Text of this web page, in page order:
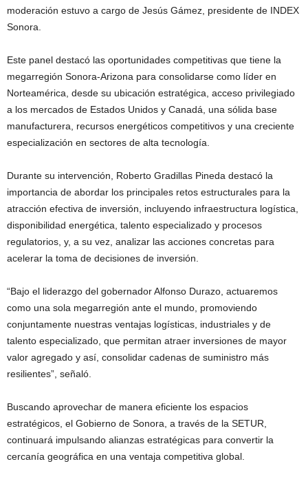
moderación estuvo a cargo de Jesús Gámez, presidente de INDEX
Sonora.
Este panel destacó las oportunidades competitivas que tiene la
megarregión Sonora-Arizona para consolidarse como líder en
Norteamérica, desde su ubicación estratégica, acceso privilegiado
a los mercados de Estados Unidos y Canadá, una sólida base
manufacturera, recursos energéticos competitivos y una creciente
especialización en sectores de alta tecnología.
Durante su intervención, Roberto Gradillas Pineda destacó la
importancia de abordar los principales retos estructurales para la
atracción efectiva de inversión, incluyendo infraestructura logística,
disponibilidad energética, talento especializado y procesos
regulatorios, y, a su vez, analizar las acciones concretas para
acelerar la toma de decisiones de inversión.
“Bajo el liderazgo del gobernador Alfonso Durazo, actuaremos
como una sola megarregión ante el mundo, promoviendo
conjuntamente nuestras ventajas logísticas, industriales y de
talento especializado, que permitan atraer inversiones de mayor
valor agregado y así, consolidar cadenas de suministro más
resilientes”, señaló.
Buscando aprovechar de manera eficiente los espacios
estratégicos, el Gobierno de Sonora, a través de la SETUR,
continuará impulsando alianzas estratégicas para convertir la
cercanía geográfica en una ventaja competitiva global.